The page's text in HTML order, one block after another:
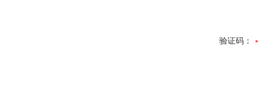
验证码：